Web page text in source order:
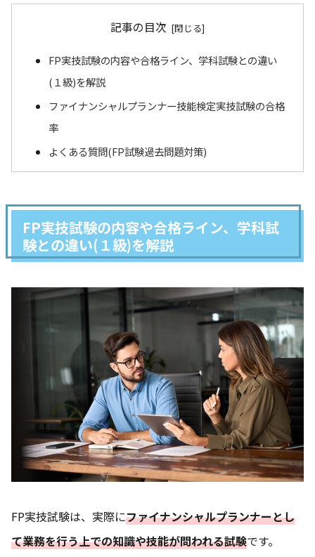
記事の目次
FP実技試験の内容や合格ライン、学科試験との違い
(１級)を解説
ファイナンシャルプランナー技能検定実技試験の合格
率
よくある質問(FP試験過去問題対策)
FP実技試験の内容や合格ライン、学科試
験との違い(１級)を解説
FP実技試験は、実際にファイナンシャルプランナーとし
て業務を行う上での知識や技能が問われる試験です。